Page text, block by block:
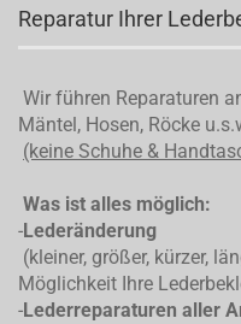
Reparatur Ihrer
Wir führen Reparaturen
Mäntel, Hosen, Röcke
(keine Schuhe &
Was ist alles möglich:
-Lederänderung
(kleiner, größer, kürzer,
Möglichkeit Ihre
-Lederreparaturen aller